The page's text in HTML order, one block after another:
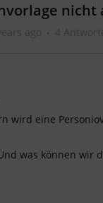
nicht
ago 4
wird eine
was können wir